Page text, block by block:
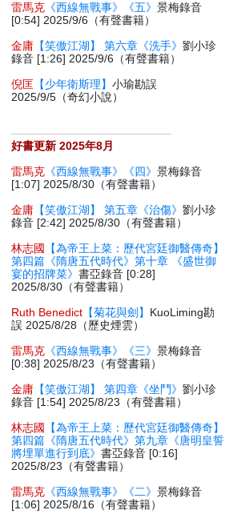
雷馬克 《西線無戰事》《五》景梅錄音
[0:54] 2025/9/6（有聲書籍）
金庸 【笑傲江湖】 第六章《洗手》劉小珍
錄音 [1:26] 2025/9/6（有聲書籍）
倪匡 【少年衛斯理】小瑜勘誤
2025/9/5（奇幻小說）
好書更新 2025年8月
雷馬克 《西線無戰事》《四》景梅錄音
[1:07] 2025/8/30（有聲書籍）
金庸 【笑傲江湖】 第五章《治傷》劉小珍
錄音 [2:42] 2025/8/30（有聲書籍）
林志國
【為帝王上菜：歷代宮廷御醫傳奇】
第四篇《隋唐五代時代》第十章 《盛世御
宴的招牌菜》書亞錄音 [0:28]
2025/8/30（有聲書籍）
Ruth Benedict 【菊花與劍】 KuoLiming勘
誤 2025/8/28（歷史煙雲）
雷馬克 《西線無戰事》《三》景梅錄音
[0:38] 2025/8/23（有聲書籍）
金庸 【笑傲江湖】 第四章《坐鬥》劉小珍
錄音 [1:54] 2025/8/23（有聲書籍）
林志國
【為帝王上菜：歷代宮廷御醫傳奇】
第四篇《隋唐五代時代》第九章《唐明皇誓
將埋單進行到底》書亞錄音 [0:16]
2025/8/23（有聲書籍）
雷馬克 《西線無戰事》《二》景梅錄音
[1:06] 2025/8/16（有聲書籍）